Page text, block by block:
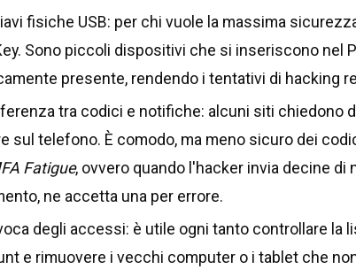
fisiche USB: per chi vuole la massima
Sono piccoli dispositivi che si inseriscono nel
presente, rendendo i tentativi di hacking
tra codici e notifiche: alcuni siti chiedono
sul telefono. È comodo, ma meno sicuro dei
Fatigue, ovvero quando l'hacker invia decine
ne accetta una per errore.
degli accessi: è utile ogni tanto controllare la
e rimuovere i vecchi computer o i tablet che